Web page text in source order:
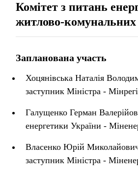
Комітет з питань
житлово-комунальних
Запланована участь
Хоцянівська Наталія
заступник Міністра -
Галущенко Герман
енергетики України -
Власенко Юрій
заступник Міністра -